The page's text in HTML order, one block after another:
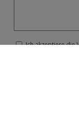
Ich akzeptiere die